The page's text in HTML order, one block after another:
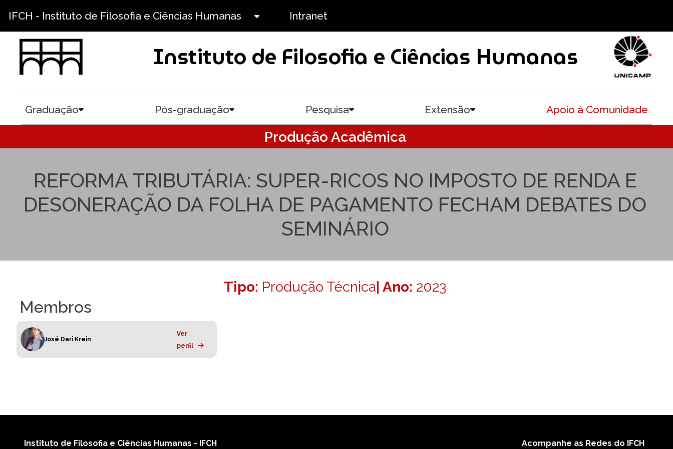
IFCH - Instituto de Filosofia e Ciências Humanas Intranet
Instituto de Filosofia e Ciências Humanas
Graduação Pós-graduação Pesquisa Extensão Apoio à Comunidade
Produção Acadêmica
REFORMA TRIBUTÁRIA: SUPER-RICOS NO IMPOSTO DE RENDA E
DESONERAÇÃO DA FOLHA DE PAGAMENTO FECHAM DEBATES DO
SEMINÁRIO
Tipo: Produção Técnica| Ano: 2023
Membros
José Dari Krein
Ver
perfil
Instituto de Filosofia e Ciências Humanas - IFCH Acompanhe as Redes do IFCH